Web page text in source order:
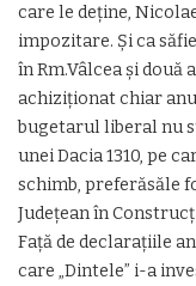
care le deține,
impozitare. Și ca
în Rm.Vâlcea și
achiziționat chiar
bugetarul liberal nu
unei Dacia 1310, pe
schimb, preferăsăle
Județean în
Față de declarațiile
care „Dintele” i-a